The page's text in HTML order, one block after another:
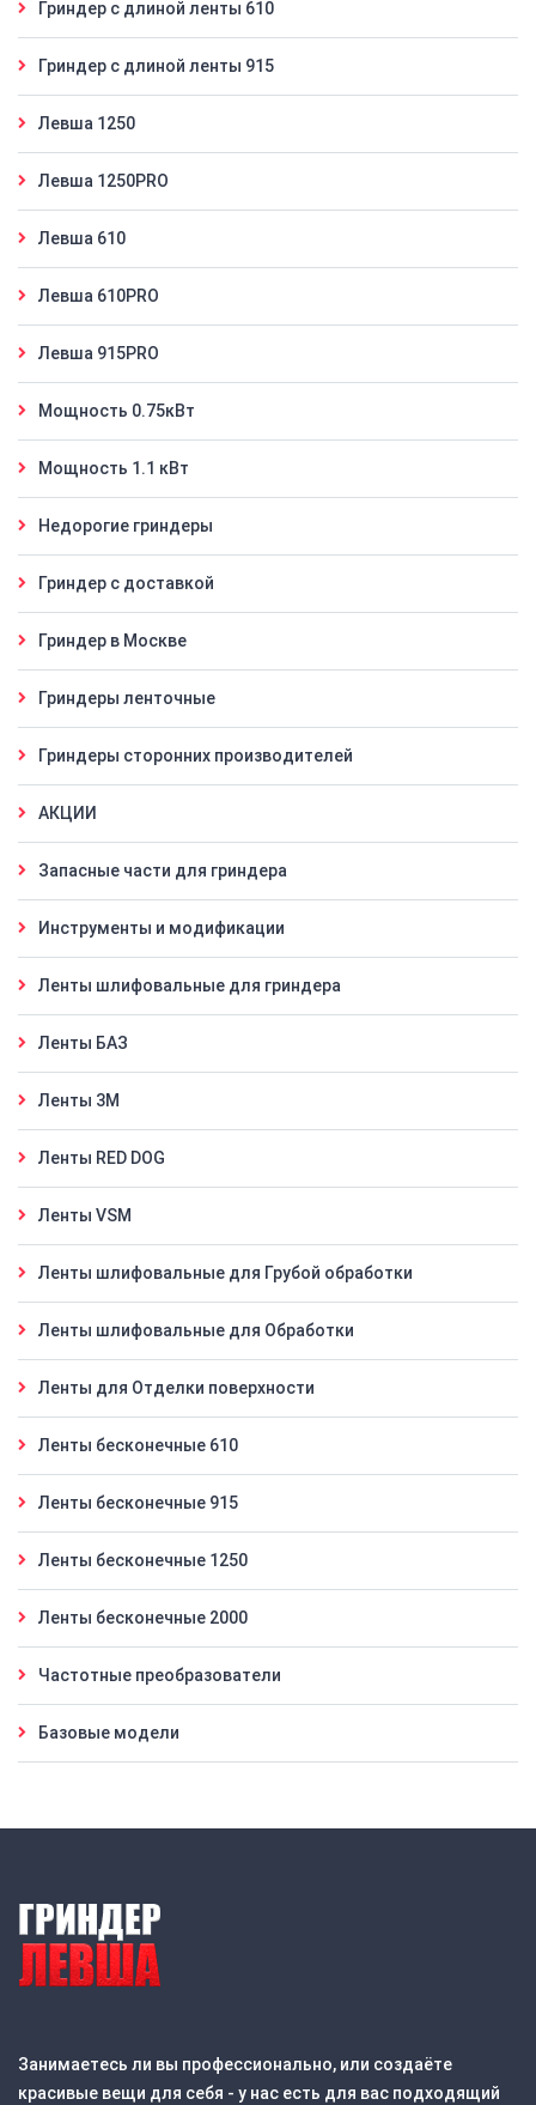
Гриндер с длиной ленты 610
Гриндер с длиной ленты 915
Левша 1250
Левша 1250PRO
Левша 610
Левша 610PRO
Левша 915PRO
Мощность 0.75кВт
Мощность 1.1 кВт
Недорогие гриндеры
Гриндер с доставкой
Гриндер в Москве
Гриндеры ленточные
Гриндеры сторонних производителей
АКЦИИ
Запасные части для гриндера
Инструменты и модификации
Ленты шлифовальные для гриндера
Ленты БАЗ
Ленты 3M
Ленты RED DOG
Ленты VSM
Ленты шлифовальные для Грубой обработки
Ленты шлифовальные для Обработки
Ленты для Отделки поверхности
Ленты бесконечные 610
Ленты бесконечные 915
Ленты бесконечные 1250
Ленты бесконечные 2000
Частотные преобразователи
Базовые модели
Занимаетесь ли вы профессионально, или создаёте
красивые вещи для себя - у нас есть для вас подходящий